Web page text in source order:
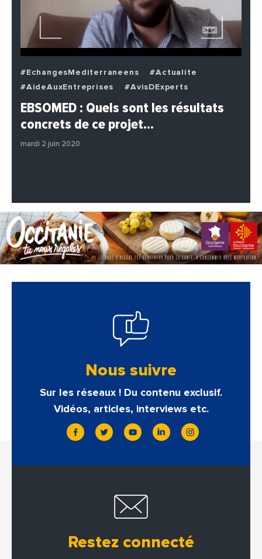
#EchangesMediterraneens
#Actualite
#AideAuxEntreprises
#AvisDExperts
#BuzzNews
#Decideurs
#Entreprises
#Institutions
EBSOMED : Quels sont les résultats
concrets de ce projet…
mardi 2 juin 2020
Nous suivre
Sur les réseaux ! Du contenu exclusif.
Vidéos, articles, interviews etc.
Restez connecté